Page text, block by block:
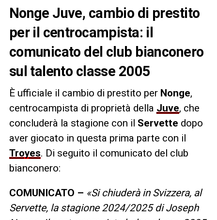
Nonge Juve, cambio di prestito
per il centrocampista: il
comunicato del club bianconero
sul talento classe 2005
È ufficiale il cambio di prestito per Nonge,
centrocampista di proprietà della Juve, che
concluderà la stagione con il Servette dopo
aver giocato in questa prima parte con il
Troyes. Di seguito il comunicato del club
bianconero:
COMUNICATO – «Si chiuderà in Svizzera, al
Servette, la stagione 2024/2025 di Joseph